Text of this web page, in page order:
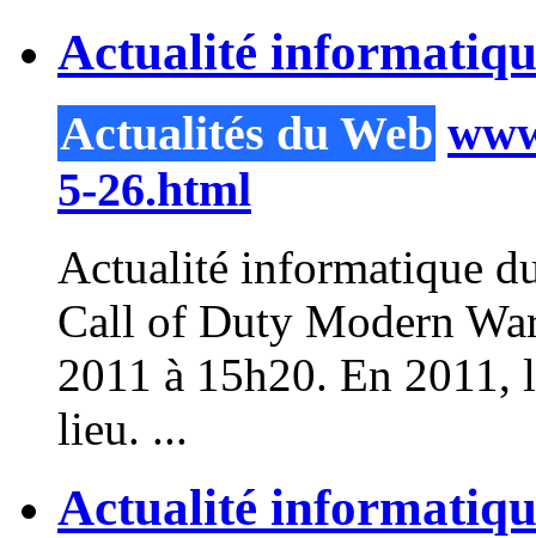
Actualité
Actualités du Web
5-26.html
Actualité informatique
Call of Duty Modern
2011 à 15h20. En 2011,
lieu. ...
Actualité